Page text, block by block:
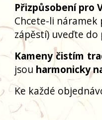
Přizpůsobení pro
Chcete-li náramek
zápěstí) uveďte
Kameny čistím
jsou harmonicky
Ke každé